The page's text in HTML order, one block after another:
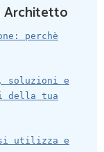
Architetto
perchè
soluzioni e
della tua
si utilizza e